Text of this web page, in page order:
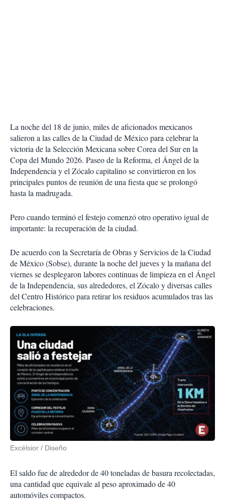
La noche del 18 de junio, miles de aficionados mexicanos
salieron a las calles de la Ciudad de México para celebrar la
victoria de la Selección Mexicana sobre Corea del Sur en la
Copa del Mundo 2026. Paseo de la Reforma, el Ángel de la
Independencia y el Zócalo capitalino se convirtieron en los
principales puntos de reunión de una fiesta que se prolongó
hasta la madrugada.
Pero cuando terminó el festejo comenzó otro operativo igual de
importante: la recuperación de la ciudad.
De acuerdo con la Secretaría de Obras y Servicios de la Ciudad
de México (Sobse), durante la noche del jueves y la mañana del
viernes se desplegaron labores continuas de limpieza en el Ángel
de la Independencia, sus alrededores, el Zócalo y diversas calles
del Centro Histórico para retirar los residuos acumulados tras las
celebraciones.
Excélsior / Diseño
El saldo fue de alrededor de 40 toneladas de basura recolectadas,
una cantidad que equivale al peso aproximado de 40
automóviles compactos.